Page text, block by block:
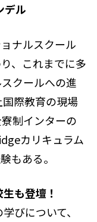
デル
ナルスクール
、これまでに多
クールへの進
際教育の現場
制インターの
カリキュラム
もある。
も登壇！
びについて、